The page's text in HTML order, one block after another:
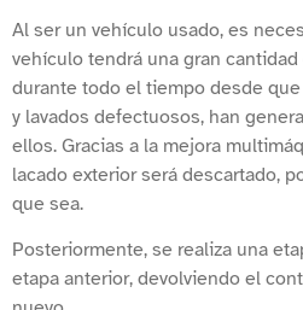
Al ser un vehículo usado, es
vehículo tendrá una gran
durante todo el tiempo desde
y lavados defectuosos, han
ellos. Gracias a la mejora
lacado exterior será descartado,
que sea.
Posteriormente, se realiza una
etapa anterior, devolviendo el